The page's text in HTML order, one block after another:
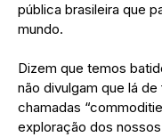
pública brasileira que
mundo.
Dizem que temos
não divulgam que lá
chamadas
exploração dos